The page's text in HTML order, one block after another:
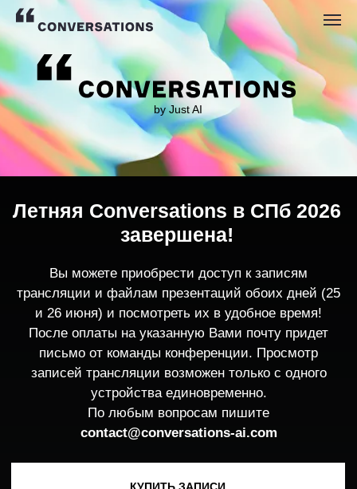
by Just AI
трансляции и файлам презентаций обоих дней (25
После оплаты на указанную Вами почту придет
записей трансляции возможен только с одного
устройства единовременно.
По любым вопросам пишите
contact@conversations-ai.co m
Летняя Conversations в СПб 2026
завершена!
Ждем вас 2 декабря на
Conversations 2026 в Москве